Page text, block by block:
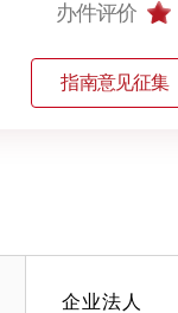
办件评价
指南意见征集
企业法人